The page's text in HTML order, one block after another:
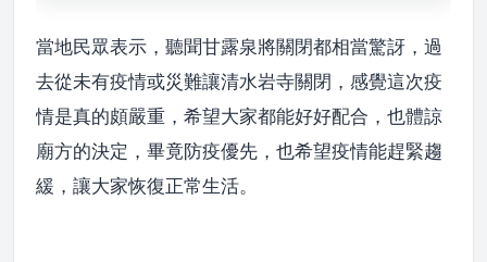
當地民眾表示，聽聞甘露泉將關閉都相當驚訝，過
去從未有疫情或災難讓清水岩寺關閉，感覺這次疫
情是真的頗嚴重，希望大家都能好好配合，也體諒
廟方的決定，畢竟防疫優先，也希望疫情能趕緊趨
緩，讓大家恢復正常生活。